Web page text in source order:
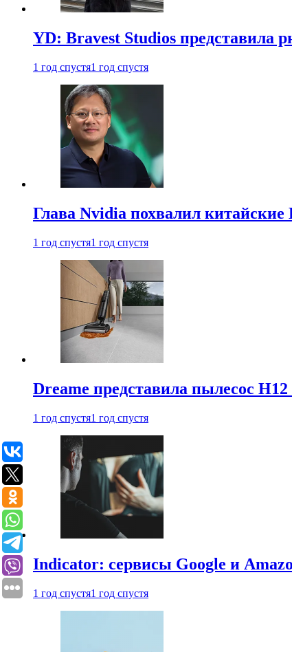
YD: Bravest Studios представила
1 год спустя1 год спустя
Глава Nvidia похвалил
1 год спустя1 год спустя
Dreame представила пылесос
1 год спустя1 год спустя
Indicator: сервисы Google и
1 год спустя1 год спустя